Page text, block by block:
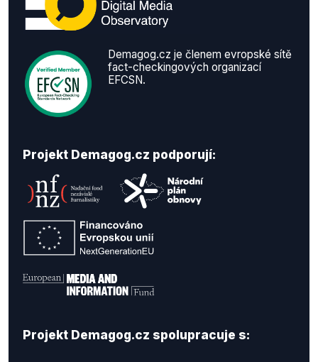
Demagog.cz je členem evropské sítě
fact-checkingových organizací
EFCSN.
Projekt Demagog.cz podporují:
Projekt Demagog.cz spolupracuje s: